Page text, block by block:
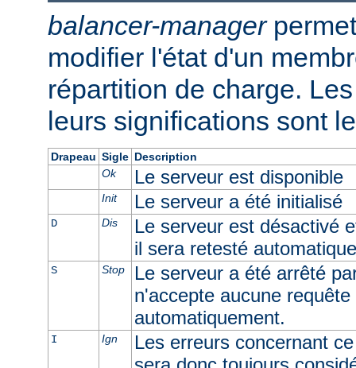
balancer-manager
modifier l'état d'un
répartition de charge.
leurs significations sont
Drapeau Sigle Description
Ok
Le serveur est disponible
Init Le serveur a été initialisé
D Dis
Le serveur est désactivé
il sera retesté
S Stop
Le serveur a été arrêté
n'accepte aucune
automatiquement.
I Ign
Les erreurs concernant